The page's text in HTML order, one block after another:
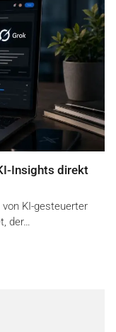
Insights direkt
KI-gesteuerter
der…